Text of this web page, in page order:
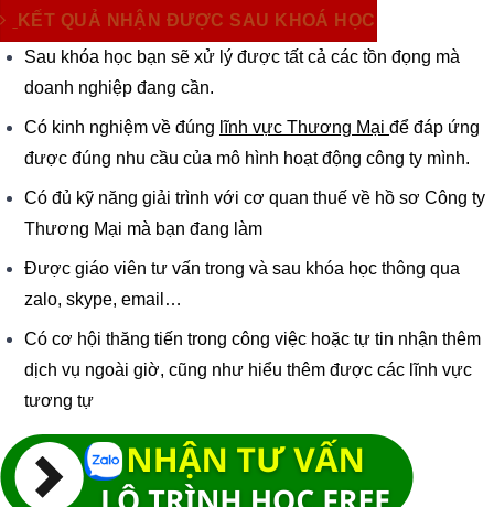
KẾT QUẢ NHẬN ĐƯỢC SAU KHOÁ HỌC
Sau khóa học bạn sẽ xử lý được tất cả các tồn đọng mà
doanh nghiệp đang cần.
Có kinh nghiệm về đúng lĩnh vực Thương Mại để đáp ứng
được đúng nhu cầu của mô hình hoạt động công ty mình.
Có đủ kỹ năng giải trình với cơ quan thuế về hồ sơ Công ty
Thương Mại mà bạn đang làm
Được giáo viên tư vấn trong và sau khóa học thông qua
zalo, skype, email…
Có cơ hội thăng tiến trong công việc hoặc tự tin nhận thêm
dịch vụ ngoài giờ, cũng như hiểu thêm được các lĩnh vực
tương tự